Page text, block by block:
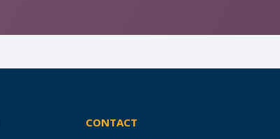
CONTACT